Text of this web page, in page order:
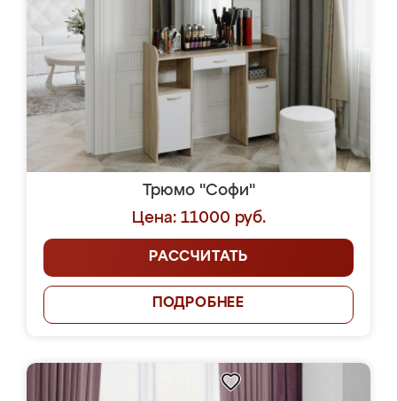
Трюмо "Софи"
Цена: 11000 руб.
РАССЧИТАТЬ
ПОДРОБНЕЕ